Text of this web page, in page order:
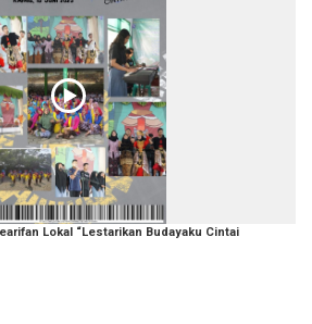
Lokal “Lestarikan Budayaku Cintai